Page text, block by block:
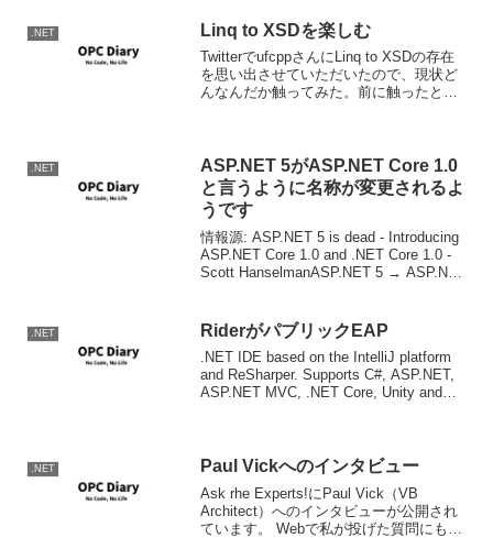
.NET Linq to XSDを楽しむ
TwitterでufcppさんにLinq to XSDの存在
を思い出させていただいたので、現状ど
んなんだか触ってみた。前に触ったとき
の...
.NET
ASP.NET 5がASP.NET Core 1.0
と言うように名称が変更されるよ
うです
情報源: ASP.NET 5 is dead - Introducing
ASP.NET Core 1.0 and .NET Core 1.0 -
Scott HanselmanASP.NET 5 → ASP.NET
.NET RiderがパブリックEAP
.NET IDE based on the IntelliJ platform
and ReSharper. Supports C#, ASP.NET,
ASP.NET MVC, .NET Core, Unity and
.NET Paul Vickへのインタビュー
Ask rhe Experts!にPaul Vick（VB
Architect）へのインタビューが公開され
ています。 Webで私が投げた質問にも答